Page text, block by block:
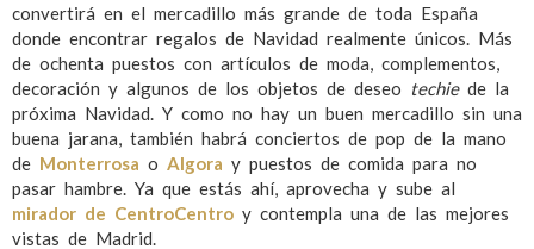
convertirá en el mercadillo más grande de toda España
donde encontrar regalos de Navidad realmente únicos. Más
de ochenta puestos con artículos de moda, complementos,
decoración y algunos de los objetos de deseo techiede la
próxima Navidad. Y como no hay un buen mercadillo sin una
buena jarana, también habrá conciertos de pop de la mano
de Monterrosa o Algora y puestos de comida para no
pasar hambre. Ya que estás ahí, aprovecha y sube al
mirador de CentroCentro y contempla una de las mejores
vistas de Madrid.